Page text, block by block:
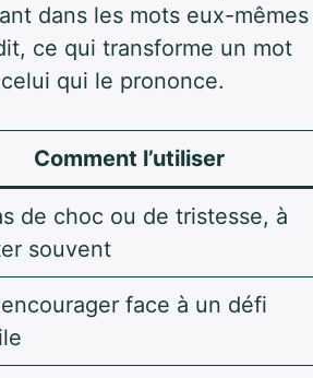
dans les mots eux-mêmes
ce qui transforme un mot
qui le prononce.
Comment l’utiliser
de choc ou de tristesse, à
souvent
face à un défi